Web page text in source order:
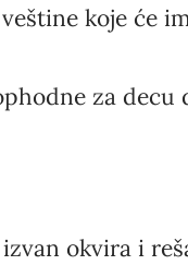
koje će
za decu
okvira i